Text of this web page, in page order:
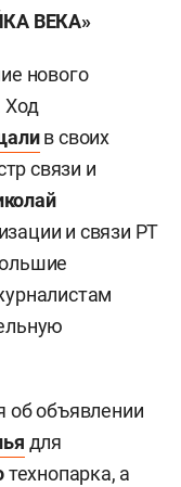
ВЕКА»
нового
Ход
в своих
связи и
и связи РТ
об объявлении
для
технопарка, а